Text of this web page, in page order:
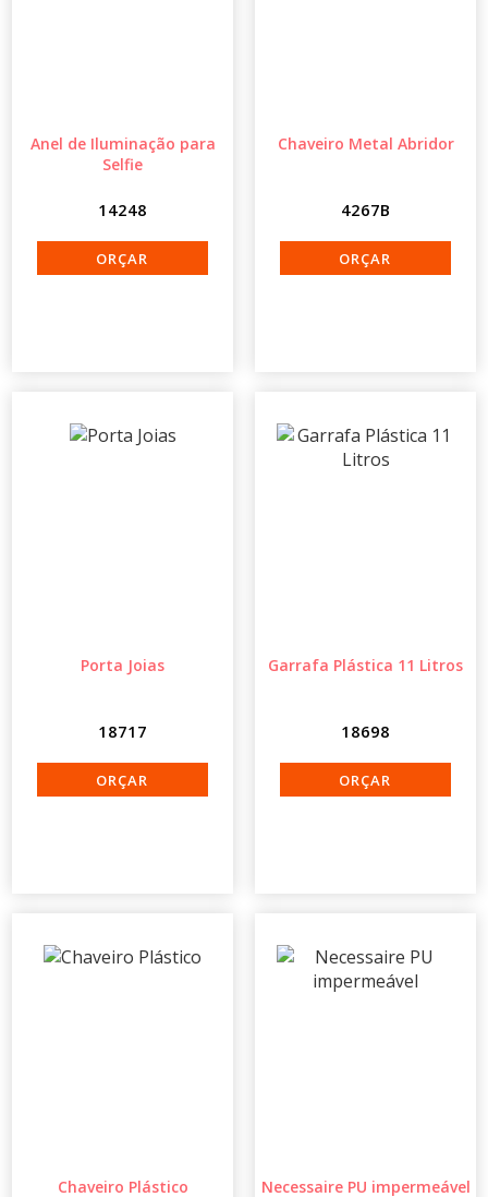
Anel de Iluminação para
Selfie
14248
Chaveiro Metal Abridor
4267B
Porta Joias
18717
Garrafa Plástica 11 Litros
18698
Chaveiro Plástico Necessaire PU impermeável